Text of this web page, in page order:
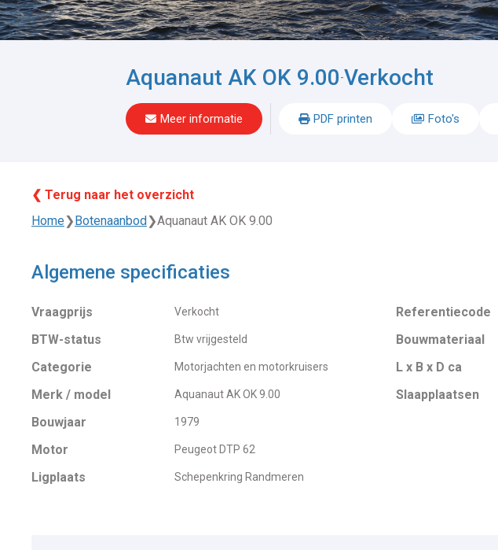
Aquanaut AK OK 9.00-Verkocht
Meer informatie PDF printen Foto's
❮ Terug naar het overzicht
Home❯ Botenaanbod ❯Aquanaut AK OK 9.00
Algemene specificaties
Vraagprijs Verkocht
BTW-status Btw vrijgesteld
Categorie Motorjachten en motorkruisers
Merk / model Aquanaut AK OK 9.00
Bouwjaar 1979
Motor Peugeot DTP 62
Ligplaats Schepenkring Randmeren
Referentiecode
Bouwmateriaal
L x B x D ca
Slaapplaatsen